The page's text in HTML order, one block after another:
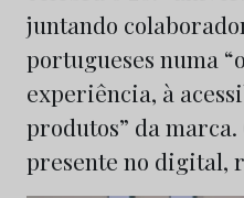
juntando
portugueses numa
experiência, à
produtos” da
presente no digital,